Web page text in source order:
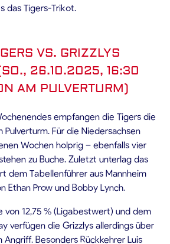
das Tigers-Trikot.
VS. GRIZZLYS
26.10.2025, 16:30
AM PULVERTURM)
empfangen die Tigers die
Pulverturm. Für die Niedersachsen
Wochen holprig – ebenfalls vier
zu Buche. Zuletzt unterlag das
dem Tabellenführer aus Mannheim
Ethan Prow und Bobby Lynch.
von 12,75 % (Ligabestwert) und dem
verfügen die Grizzlys allerdings über
Besonders Rückkehrer Luis